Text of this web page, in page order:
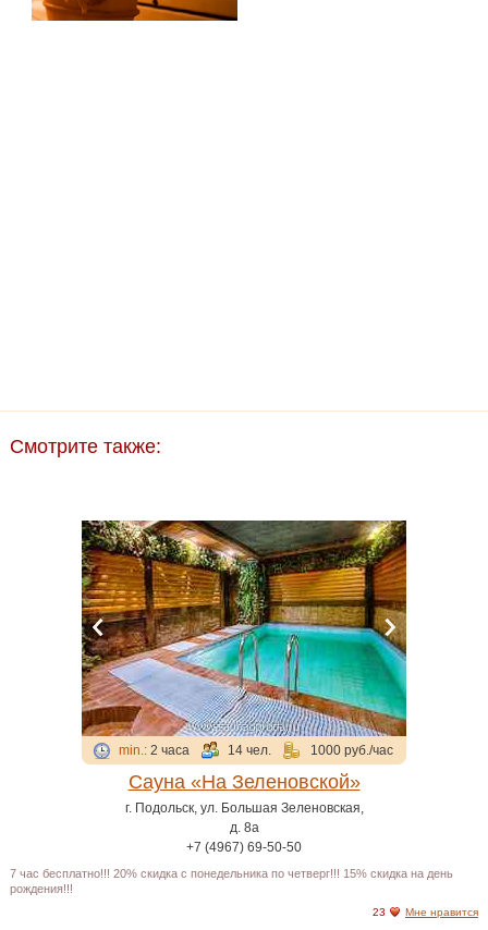
Смотрите также:
min.:2 часа 14 чел. 1000 руб./час
Сауна «На Зеленовской»
г. Подольск, ул. Большая Зеленовская,
д. 8а
+7 (4967) 69-50-50
7 час бесплатно!!! 20% скидка с понедельника по четверг!!! 15% скидка на день
рождения!!!
23 Мне нравится